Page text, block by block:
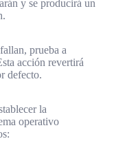
y se producirá un
prueba a
acción revertirá
defecto.
la
operativo